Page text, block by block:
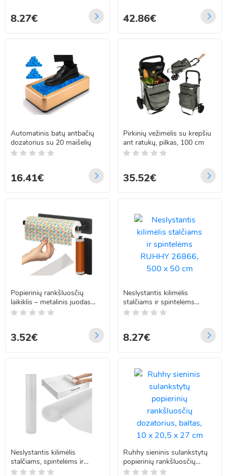
8.27€ 42.86€
Automatinis batų antbačių
dozatorius su 20 maišelių
16.41€
Pirkinių vežimėlis su krepšiu
ant ratukų, pilkas, 100 cm
35.52€
Popierinių rankšluosčių
laikiklis – metalinis juodas
matinis, montuojamas be
virtuvei ir voniai RUHHY 25
cm
3.52€
Neslystantis kilimėlis
stalčiams ir spintelėms
RUHHY 26866, 500 x 50 cm
8.27€
Neslystantis kilimėlis
stalčiams, spintelėms ir
virtuvei RUHHY 24897, 500
Ruhhy sieninis sulankstytų
popierinių rankšluosčių
dozatorius, baltas, 10 x 20,5